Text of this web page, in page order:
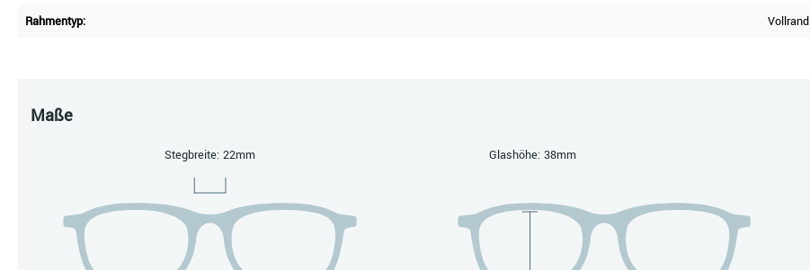
Rahmentyp:
Vollrand
Maße
Stegbreite: 22mm Glashöhe: 38mm